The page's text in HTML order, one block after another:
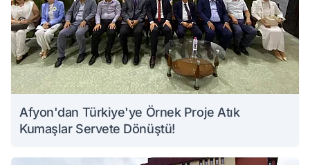
Afyon'dan Türkiye'ye Örnek Proje Atık
Kumaşlar Servete Dönüştü!